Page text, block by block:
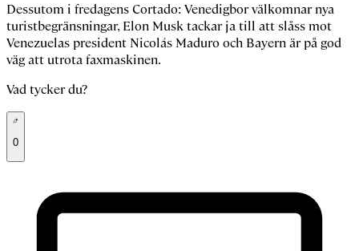
Dessutom i fredagens Cortado: Venedigbor välkomnar nya
turistbegränsningar, Elon Musk tackar ja till att slåss mot
Venezuelas president Nicolás Maduro och Bayern är på god
väg att utrota faxmaskinen.
Vad tycker du?
0